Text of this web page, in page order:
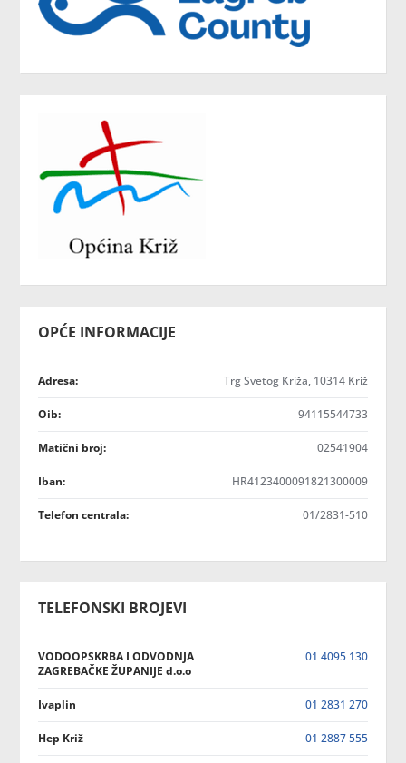
OPĆE INFORMACIJE
Adresa: Trg Svetog Križa, 10314 Križ
Oib: 94115544733
Matični broj: 02541904
Iban: HR4123400091821300009
Telefon centrala: 01/2831-510
TELEFONSKI BROJEVI
VODOOPSKRBA I ODVODNJA
ZAGREBAČKE ŽUPANIJE d.o.o
01 4095 130
Ivaplin 01 2831 270
Hep Križ 01 2887 555